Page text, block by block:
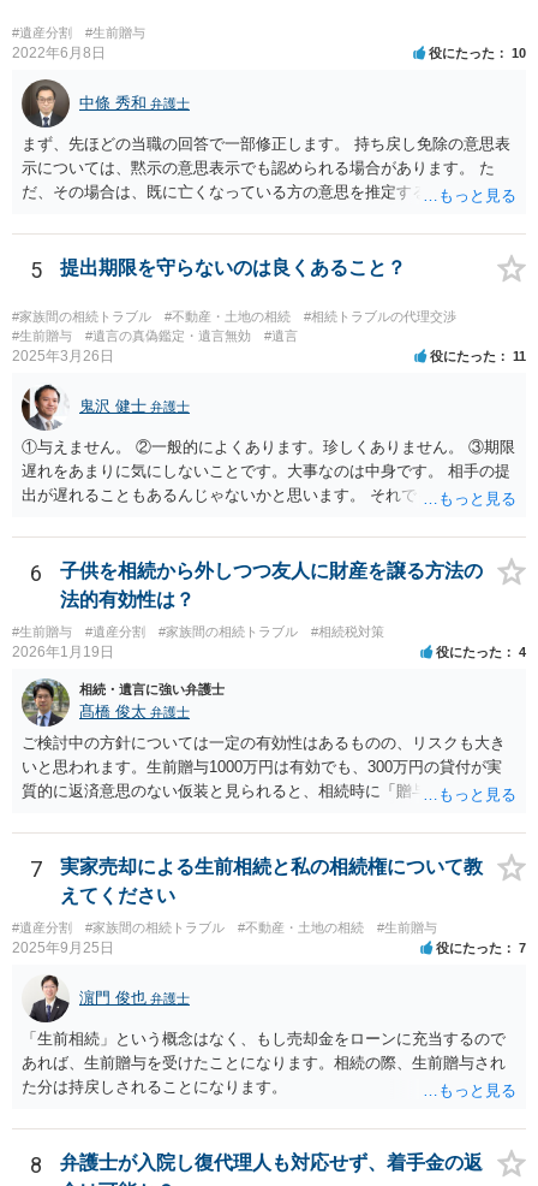
#遺産分割 #生前贈与
2022年6月8日 役にたった 10
中條 秀和 弁護士
まず、先ほどの当職の回答で一部修正します。 持ち戻し免除の意思表
示については、黙示の意思表示でも認められる場合があります。 た
だ、その場合は、既に亡くなっている方の意思を推定することになり
持ち戻し免除の意思表示は書面で明確にしておいていただくべきとい
う結論は変わりません。 誤解を与えるような回答でした。失礼しまし
た。 文言については、「〇〇に対する生前贈与による特別受益の持ち
戻しをすべて免除する」というのがオーソドックスなものですが、ご
心配ならば、弁護士のところに行って、特別受益となりそうな贈与に
ついて説明した上で、適切な文言についてご相談してみてはいかがで
しょうか。
5 提出期限を守らないのは良くあること？
#家族間の相続トラブル #不動産・土地の相続
#相続トラブルの代理交渉
#生前贈与
#遺言の真偽鑑定・遺言無効 #遺言
2025年3月26日 役にたった 11
鬼沢 健士 弁護士
①与えません。 ②一般的によくあります。珍しくありません。 ③期限
遅れをあまりに気にしないことです。大事なのは中身です。 相手の提
出が遅れることもあるんじゃないかと思います。 それでもあなた有利
6
子供を相続から外しつつ友人に財産を譲る方法の
法的有効性は？
#生前贈与 #遺産分割 #家族間の相続トラブル #相続税対策
2026年1月19日 役にたった 4
相続・遺言に強い弁護士
髙橋 俊太 弁護士
ご検討中の方針については一定の有効性はあるものの、リスクも大き
いと思われます。生前贈与1000万円は有効でも、300万円の貸付が実
質的に返済意思のない仮装と見られると、相続時に「贈与」と評価さ
法として考えられるものとしては、 ①信託（家族信託・目的信託） 財
産を信託口に移し、受託者（信頼できる友人や専門職）に管理させ、
・生存中はあなたの生活費・介護費に優先充当 ・残余を友人や慈善団
体へ と使途を厳格に指定。相続ではなく信託帰属になるため、子の関
与を大きく排除できます。 ②遺言＋生命保険の組合せ 生活資金は手元
に残し、余剰資金で受取人を友人・団体にした保険を活用。保険金は
相続財産とは別枠で、遺留分対策にも有効と思われます。 ③負担付死
因贈与 「介護・見守り等を条件に、死亡時に財産を渡す」契約。条件
不履行なら無効にでき、老後の安心を担保できます。 ④ 寄附予約＋解
除条件 慈善団体への寄附を予約しつつ、資金不足時は解除できる条項
を設定。 などがあり得るかと思われます。
7
実家売却による生前相続と私の相続権について教
えてください
#遺産分割 #家族間の相続トラブル #不動産・土地の相続 #生前贈与
2025年9月25日 役にたった 7
濵門 俊也 弁護士
「生前相続」という概念はなく、もし売却金をローンに充当するので
あれば、生前贈与を受けたことになります。相続の際、生前贈与され
た分は持戻しされることになります。
8
弁護士が入院し復代理人も対応せず、着手金の返